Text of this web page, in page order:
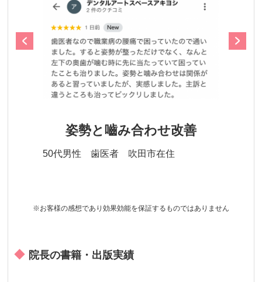
姿勢と嚙み合わせ改善
50代男性 歯医者 吹田市在住
※お客様の感想であり効果効能を保証するものではありません
院長の書籍・出版実績